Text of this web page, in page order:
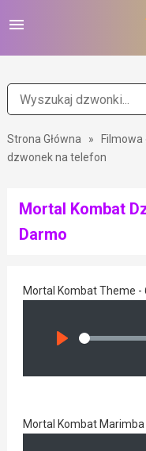
Strona Główna »
dzwonek na telefon
Mortal Kombat
Darmo
Mortal Kombat Theme
Seek
Mortal Kombat